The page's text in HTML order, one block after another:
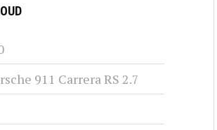
911 Carrera RS 2.7